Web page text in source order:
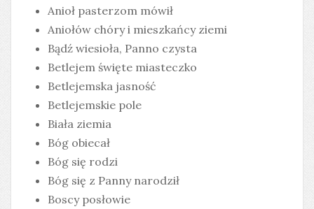
Anioł pasterzom mówił
Aniołów chóry i mieszkańcy ziemi
Bądź wiesioła, Panno czysta
Betlejem święte miasteczko
Betlejemska jasność
Betlejemskie pole
Biała ziemia
Bóg obiecał
Bóg się rodzi
Bóg się z Panny narodził
Boscy posłowie